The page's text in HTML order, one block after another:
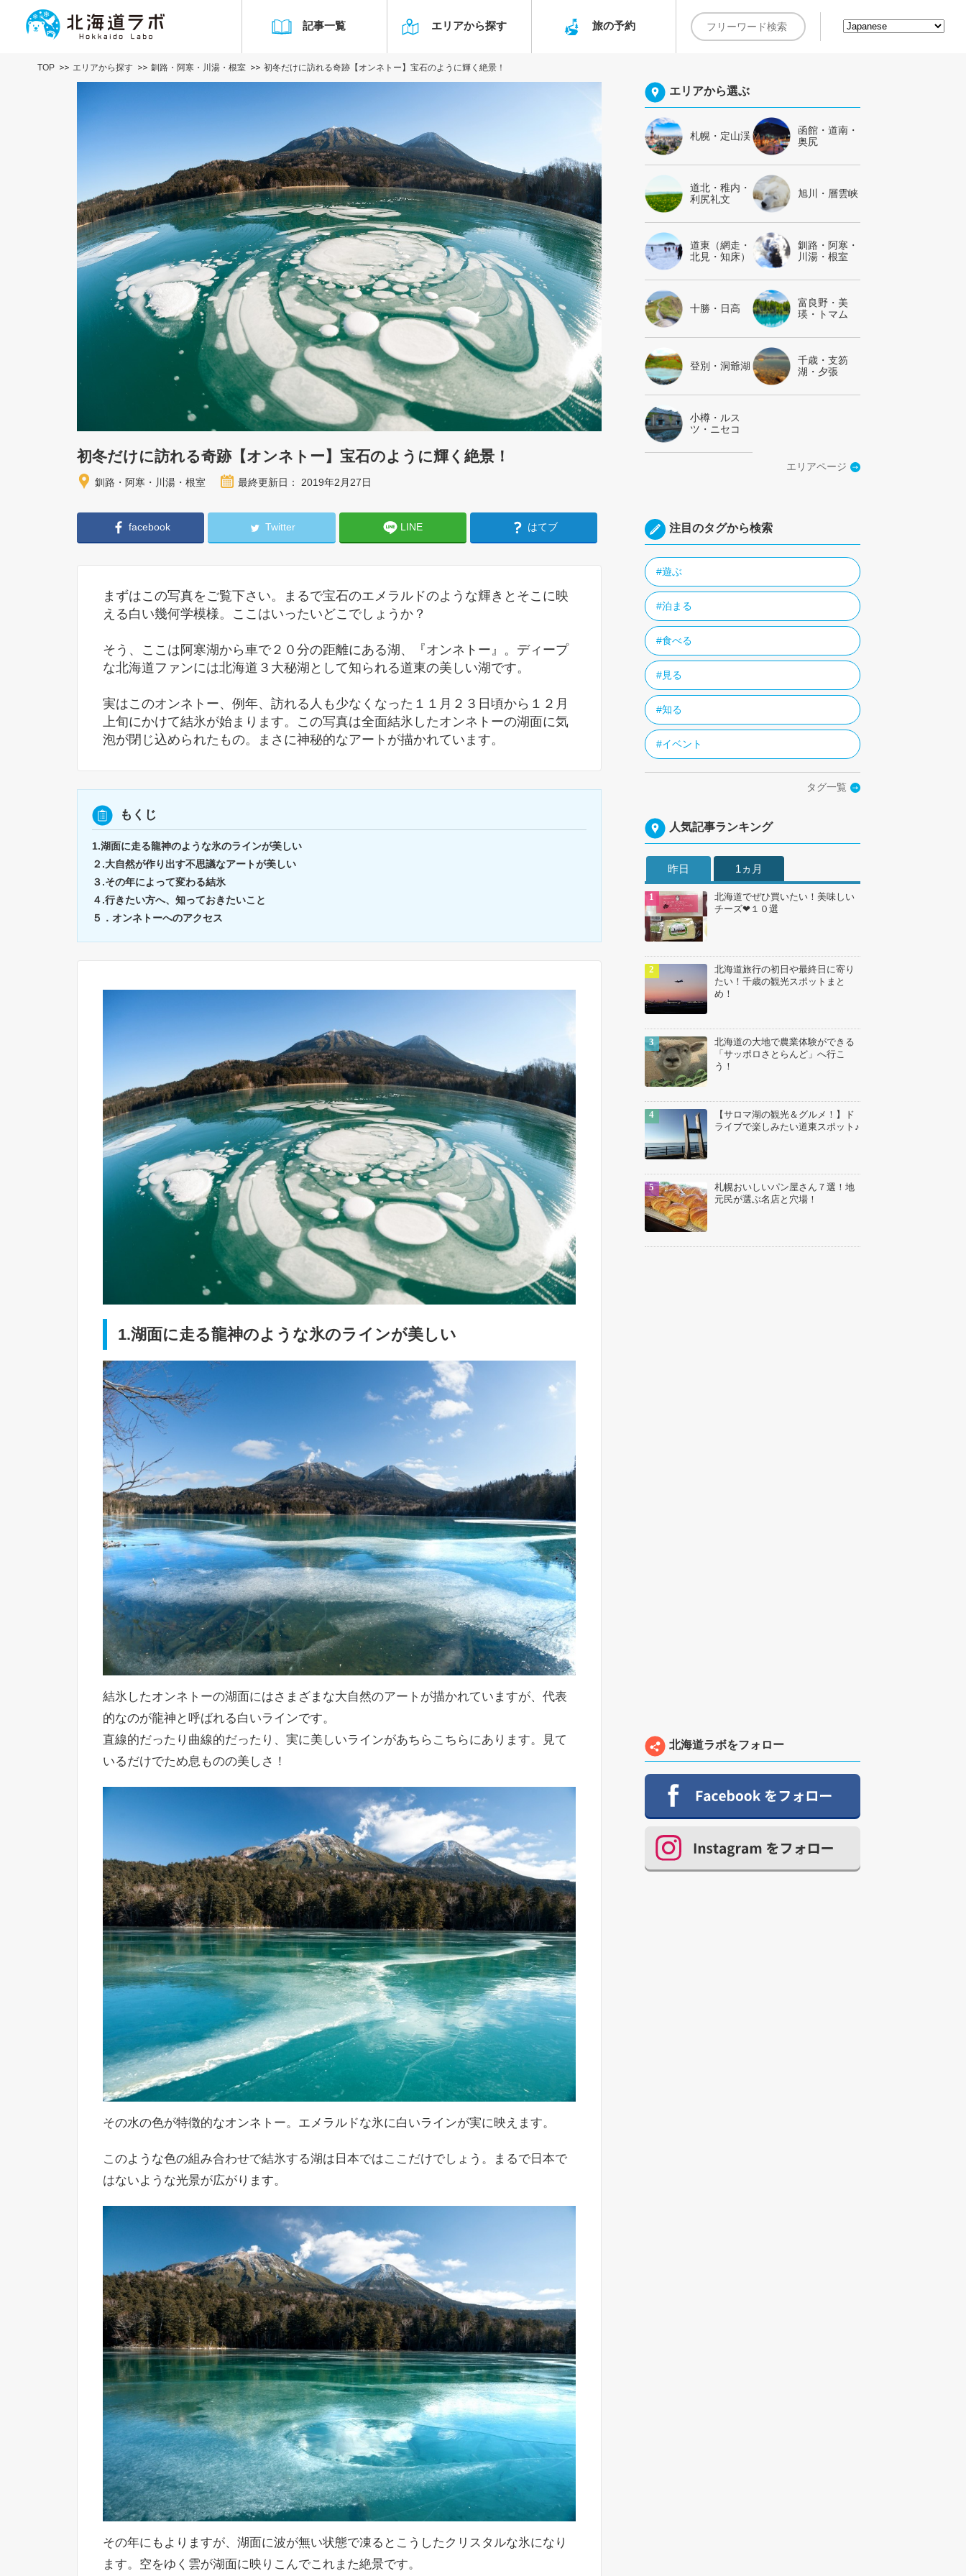
記事一覧 エリアから探す 旅の予約
TOP エリアから探す 釧路・阿寒・川湯・根室 初冬だけに訪れる奇跡【オンネトー】宝石のように輝く絶景！
初冬だけに訪れる奇跡【オンネトー】宝石のように輝く絶景！
釧路・阿寒・川湯・根室 最終更新日： 2019年2月27日
facebook Twitter LINE はてブ
まずはこの写真をご覧下さい。まるで宝石のエメラルドのような輝きとそこに映
える白い幾何学模様。ここはいったいどこでしょうか？
そう、ここは阿寒湖から車で２０分の距離にある湖、『オンネトー』。ディープ
な北海道ファンには北海道３大秘湖として知られる道東の美しい湖です。
実はこのオンネトー、例年、訪れる人も少なくなった１１月２３日頃から１２月
上旬にかけて結氷が始まります。この写真は全面結氷したオンネトーの湖面に気
泡が閉じ込められたもの。まさに神秘的なアートが描かれています。
もくじ
1.湖面に走る龍神のような氷のラインが美しい
２.大自然が作り出す不思議なアートが美しい
３.その年によって変わる結氷
４.行きたい方へ、知っておきたいこと
５．オンネトーへのアクセス
1.湖面に走る龍神のような氷のラインが美しい
結氷したオンネトーの湖面にはさまざまな大自然のアートが描かれていますが、代表
的なのが龍神と呼ばれる白いラインです。
直線的だったり曲線的だったり、実に美しいラインがあちらこちらにあります。見て
いるだけでため息ものの美しさ！
その水の色が特徴的なオンネトー。エメラルドな氷に白いラインが実に映えます。
このような色の組み合わせで結氷する湖は日本ではここだけでしょう。まるで日本で
はないような光景が広がります。
その年にもよりますが、湖面に波が無い状態で凍るとこうしたクリスタルな氷になり
ます。空をゆく雲が湖面に映りこんでこれまた絶景です。
エリアから選ぶ
札幌・定山渓
函館・道南・
奥尻
道北・稚内・
利尻礼文
旭川・層雲峡
道東（網走・
北見・知床）
釧路・阿寒・
川湯・根室
十勝・日高
富良野・美
瑛・トマム
登別・洞爺湖
千歳・支笏
湖・夕張
小樽・ルス
ツ・ニセコ
エリアページ
注目のタグから検索
#遊ぶ
#泊まる
#食べる
#見る
#知る
#イベント
タグ一覧
人気記事ランキング
昨日 1ヵ月
北海道でぜひ買いたい！美味しい
チーズ❤１０選
北海道旅行の初日や最終日に寄り
たい！千歳の観光スポットまと
め！
北海道の大地で農業体験ができる
「サッポロさとらんど」へ行こ
う！
【サロマ湖の観光＆グルメ！】ド
ライブで楽しみたい道東スポット♪
札幌おいしいパン屋さん７選！地
元民が選ぶ名店と穴場！
北海道ラボをフォロー